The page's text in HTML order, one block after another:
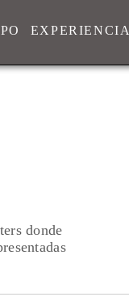
EXPERIENCIA
donde